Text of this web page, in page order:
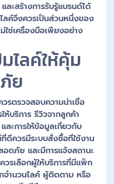
ะสร้างการรับรู้แบรนด์ได้
ลค์จึงควรเป็นส่วนหนึ่งของ
ช่เครื่องมือเพียงอย่าง
ไลค์ให้คุ้ม
ย
รตรวจสอบความน่าเชื่อ
ห้บริการ รีวิวจากลูกค้า
ะการให้ข้อมูลเกี่ยวกับ
ที่ดีควรมีระบบสั่งซื้อที่ใช้งาน
อดภัย และมีการแจ้งสถานะ
วรเลือกผู้ให้บริการที่มีแพ็ก
จำนวนไลค์ ผู้ติดตาม หรือ